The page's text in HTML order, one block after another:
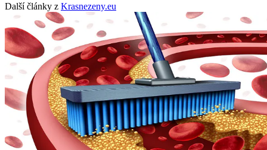
Další články z Krasnezeny.eu